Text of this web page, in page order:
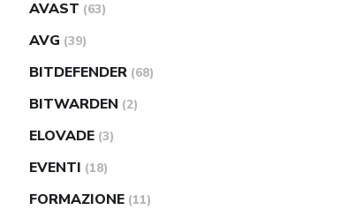
AVAST (63)
AVG (39)
BITDEFENDER (68)
BITWARDEN (2)
ELOVADE (3)
EVENTI (18)
FORMAZIONE (11)